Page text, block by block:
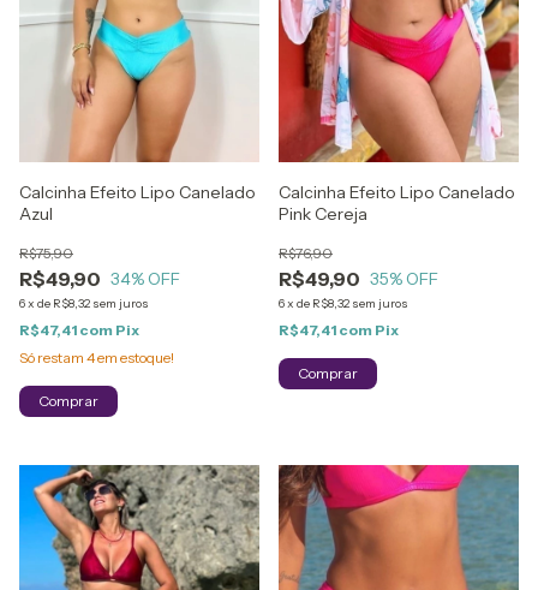
Calcinha Efeito Lipo Canelado
Azul
R$49,90
R$75,90
34% OFF
6x de R$8,32 sem juros
R$47,41 com Pix
Só restam 4em estoque!
Comprar
Calcinha Efeito Lipo Canelado
Pink Cereja
R$49,90
R$76,90
35% OFF
6x de R$8,32 sem juros
R$47,41 com Pix
Comprar